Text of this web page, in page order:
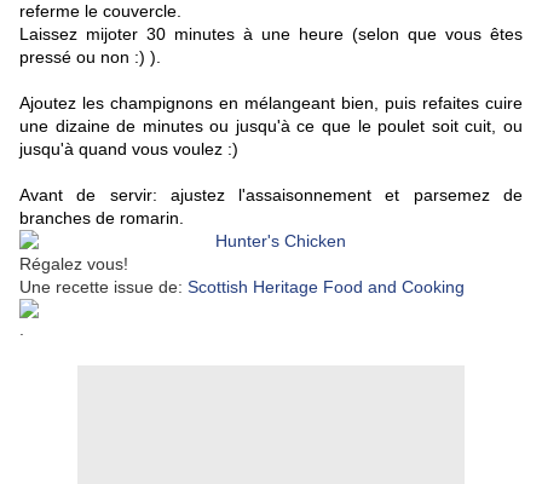
referme le couvercle.
Laissez mijoter 30 minutes à une heure (selon que vous êtes
pressé ou non :) ).
Ajoutez les champignons en mélangeant bien, puis refaites cuire
une dizaine de minutes ou jusqu'à ce que le poulet soit cuit, ou
jusqu'à quand vous voulez :)
Avant de servir: ajustez l'assaisonnement et parsemez de
branches de romarin.
Régalez vous!
Une recette issue de: Scottish Heritage Food and Cooking